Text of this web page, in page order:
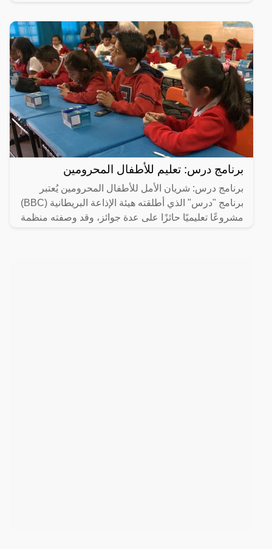
برنامج درس: تعليم للأطفال المحرومين
برنامج درس: شريان الأمل للأطفال المحرومين يُعتبر
برنامج "درس" الذي أطلقته هيئة الإذاعة البريطانية (BBC)
مشروعًا تعليميًا حائزًا على عدة جوائز، وقد وصفته منظمة